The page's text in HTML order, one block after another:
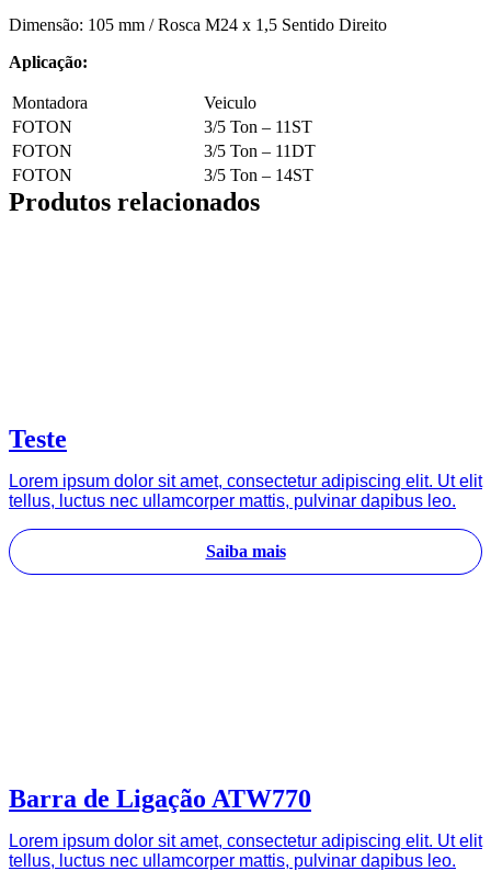
Dimensão: 105 mm / Rosca M24 x 1,5 Sentido Direito
Aplicação:
Montadora
Veiculo
FOTON
3/5 Ton – 11ST
FOTON
3/5 Ton – 11DT
FOTON
3/5 Ton – 14ST
Produtos relacionados
Teste
Lorem ipsum dolor sit amet, consectetur adipiscing elit. Ut elit
tellus, luctus nec ullamcorper mattis, pulvinar dapibus leo.
Saiba mais
Barra de Ligação ATW770
Lorem ipsum dolor sit amet, consectetur adipiscing elit. Ut elit
tellus, luctus nec ullamcorper mattis, pulvinar dapibus leo.